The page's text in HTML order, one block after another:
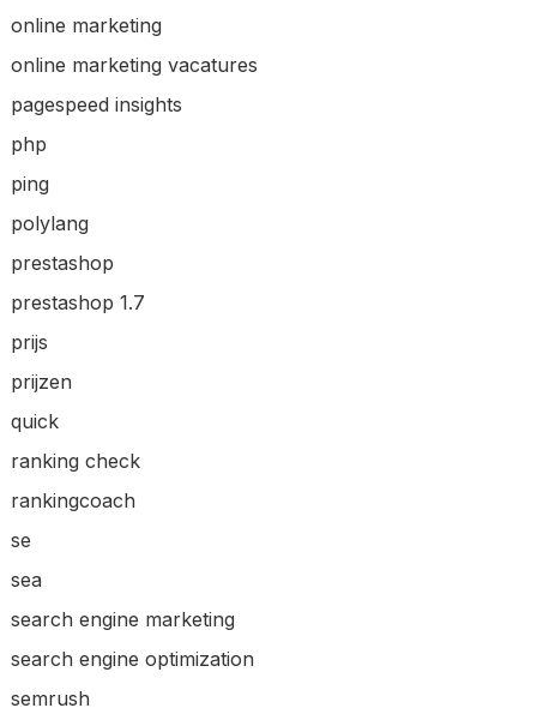
online marketing
online marketing vacatures
pagespeed insights
php
ping
polylang
prestashop
prestashop 1.7
prijs
prijzen
quick
ranking check
rankingcoach
se
sea
search engine marketing
search engine optimization
semrush